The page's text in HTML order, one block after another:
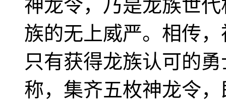
神龙令，乃是龙族世
族的无上威严。相传
只有获得龙族认可的
称，集齐五枚神龙令